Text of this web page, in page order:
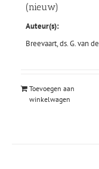
(nieuw)
Auteur(s):
Breevaart, ds. G. van de
Toevoegen aan
winkelwagen